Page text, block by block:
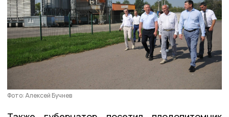
Фото: Алексей Бучнев